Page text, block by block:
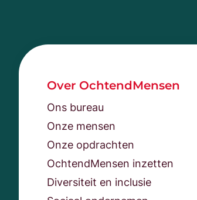
Over OchtendMensen
Ons bureau
Onze mensen
Onze opdrachten
OchtendMensen inzetten
Diversiteit en inclusie